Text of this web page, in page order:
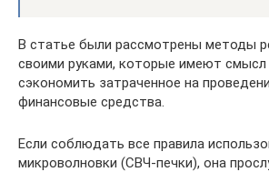
В статье были рассмотрены методы
своими руками, которые имеют
сэкономить затраченное на
финансовые средства.
Если соблюдать все правила
микроволновки (СВЧ-печки), она